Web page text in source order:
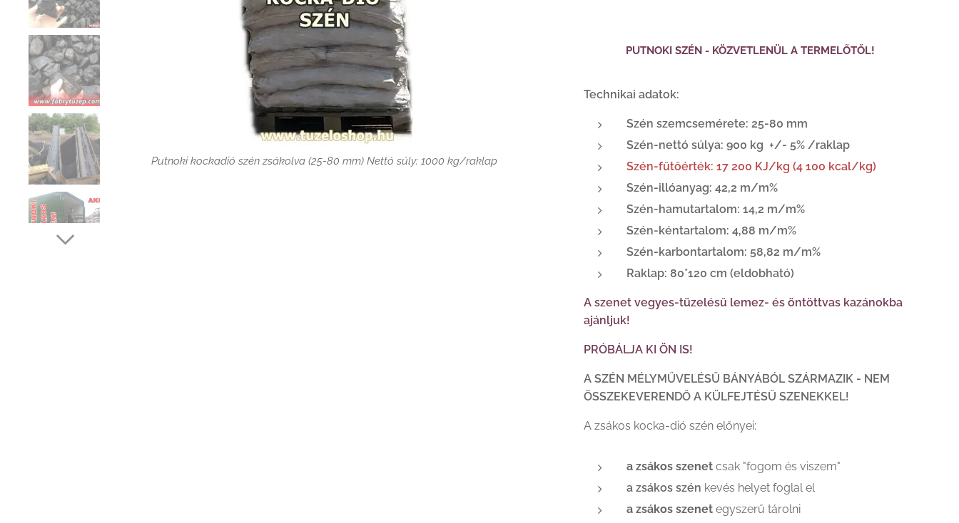
Putnoki kockadió szén zsákolva (25-80 mm) Nettó súly: 1000 kg/raklap
Putnoki barna mosott kocka-dió szén (25-80mm) ömlesztve! Ez kerül a zsákba!
Putnoki barna mosott kockadió-szén (25 mm-80mm)
Putnoki szén osztályozása
MPL emelőhátfalas gépjármű - raklapos szén rakodás
PUTNOKI SZÉN - KÖZVETLENÜL A TERMELŐTŐL!
Technikai adatok:
Szén szemcsemérete: 25-80 mm
Szén-nettó súlya: 900 kg +/- 5% /raklap
Szén-fűtőérték: 17 200 KJ/kg (4 100 kcal/kg)
Szén-illóanyag: 42,2 m/m%
Szén-hamutartalom: 14,2 m/m%
Szén-kéntartalom: 4,88 m/m%
Szén-karbontartalom: 58,82 m/m%
Raklap: 80*120 cm (eldobható)
A szenet vegyes-tüzelésű lemez- és öntöttvas kazánokba
ajánljuk!
PRÓBÁLJA KI ÖN IS!
A SZÉN MÉLYMŰVELÉSŰ BÁNYÁBÓL SZÁRMAZIK - NEM
ÖSSZEKEVERENDŐ A KÜLFEJTÉSŰ SZENEKKEL!
A zsákos kocka-dió szén előnyei:
a zsákos szenetcsak "fogom és viszem"
a zsákos szén kevés helyet foglal el
a zsákos szenetegyszerű tárolni